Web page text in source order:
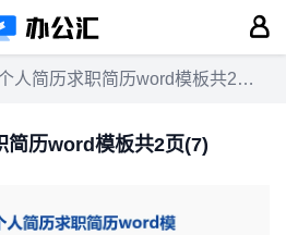
人简历求职简历word模板共2页(7)
简历word模板共2页(7)